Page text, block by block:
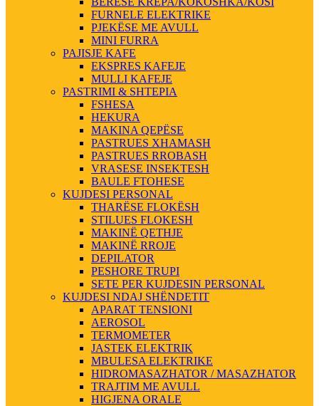
FURNELE ELEKTRIKE
PJEKËSE ME AVULL
MINI FURRA
PAJISJE KAFE
EKSPRES KAFEJE
MULLI KAFEJE
PASTRIMI & SHTEPIA
FSHESA
HEKURA
MAKINA QEPËSE
PASTRUES XHAMASH
PASTRUES RROBASH
VRASESE INSEKTESH
BAULE FTOHESE
KUJDESI PERSONAL
THARËSE FLOKËSH
STILUES FLOKESH
MAKINË QETHJE
MAKINË RROJE
DEPILATOR
PESHORE TRUPI
SETE PER KUJDESIN PERSONAL
KUJDESI NDAJ SHËNDETIT
APARAT TENSIONI
AEROSOL
TERMOMETER
JASTEK ELEKTRIK
MBULESA ELEKTRIKE
HIDROMASAZHATOR / MASAZHATOR
TRAJTIM ME AVULL
HIGJENA ORALE